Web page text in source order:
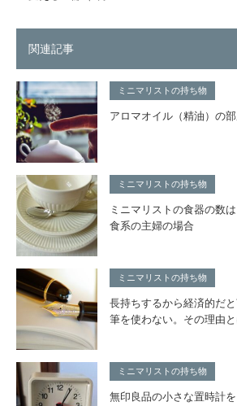
関連記事
ミニマリストの持ち物
アロマオイル（精油）の
ミニマリストの持ち物
ミニマリストの食器の数
食系の主婦の場合
ミニマリストの持ち物
長持ちするから経済的だ
筆を使わない。その理由と
ミニマリストの持ち物
無印良品の小さな置時計